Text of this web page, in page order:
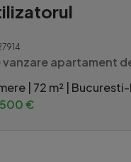
vanzare apartament
| 72 m² |
€